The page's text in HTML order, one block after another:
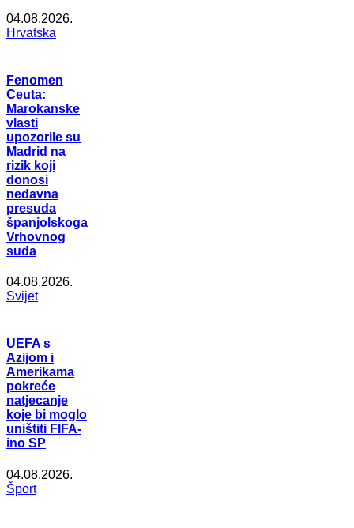
04.08.2026.
Hrvatska
Fenomen
Ceuta:
Marokanske
vlasti
upozorile su
Madrid na
rizik koji
donosi
nedavna
presuda
španjolskoga
Vrhovnog
suda
04.08.2026.
Svijet
UEFA s
Azijom i
Amerikama
pokreće
natjecanje
koje bi moglo
uništiti FIFA-
ino SP
04.08.2026.
Šport